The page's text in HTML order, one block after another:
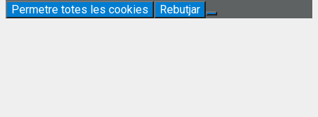
Permetre totes les cookies
Rebutjar